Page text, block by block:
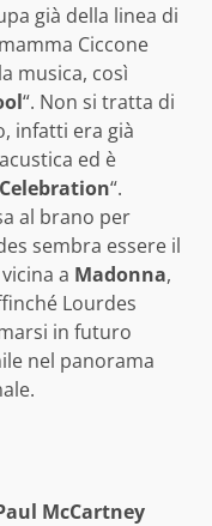
già della linea di
Ciccone
musica, così
“. Non si tratta di
infatti era già
ed è
Celebration“.
al brano per
sembra essere il
a Madonna,
Lourdes
in futuro
nel panorama
McCartney